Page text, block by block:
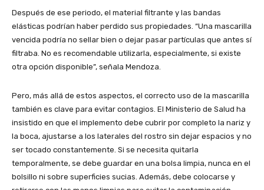
Después de ese periodo, el material filtrante y las bandas
elásticas podrían haber perdido sus propiedades. “Una mascarilla
vencida podría no sellar bien o dejar pasar partículas que antes sí
filtraba. No es recomendable utilizarla, especialmente, si existe
otra opción disponible”, señala Mendoza.
Pero, más allá de estos aspectos, el correcto uso de la mascarilla
también es clave para evitar contagios. El Ministerio de Salud ha
insistido en que el implemento debe cubrir por completo la nariz y
la boca, ajustarse a los laterales del rostro sin dejar espacios y no
ser tocado constantemente. Si se necesita quitarla
temporalmente, se debe guardar en una bolsa limpia, nunca en el
bolsillo ni sobre superficies sucias. Además, debe colocarse y